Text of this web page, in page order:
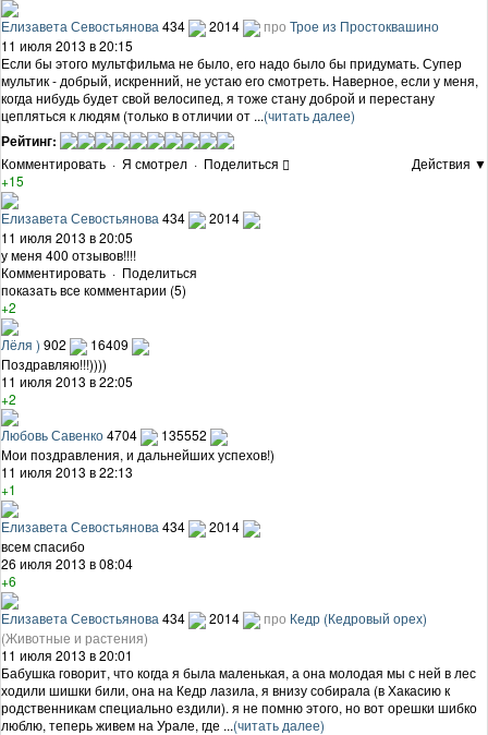
Елизавета Севостьянова 434 2014 про Трое из Простоквашино
11 июля 2013 в 20:15
Если бы этого мультфильма не было, его надо было бы придумать. Супер
мультик - добрый, искренний, не устаю его смотреть. Наверное, если у меня,
когда нибудь будет свой велосипед, я тоже стану доброй и перестану
цепляться к людям (только в отличии от ...(читать далее)
Рейтинг:
Комментировать · Я смотрел · Поделиться
Действия ▼
+15
Елизавета Севостьянова 434
2014
11 июля 2013 в 20:05
у меня 400 отзывов!!!!
Комментировать · Поделиться
показать все комментарии (5)
+2
Лёля ) 902
16409
Поздравляю!!!))))
11 июля 2013 в 22:05
+2
Любовь Савенко4704
135552
Мои поздравления, и дальнейших успехов!)
11 июля 2013 в 22:13
+1
Елизавета Севостьянова 434
2014
всем спасибо
26 июля 2013 в 08:04
+6
Елизавета Севостьянова 434 2014 про Кедр (Кедровый орех)
(Животные и растения)
11 июля 2013 в 20:01
Бабушка говорит, что когда я была маленькая, а она молодая мы с ней в лес
ходили шишки били, она на Кедр лазила, я внизу собирала (в Хакасию к
родственникам специально ездили). я не помню этого, но вот орешки шибко
люблю, теперь живем на Урале, где ...(читать далее)